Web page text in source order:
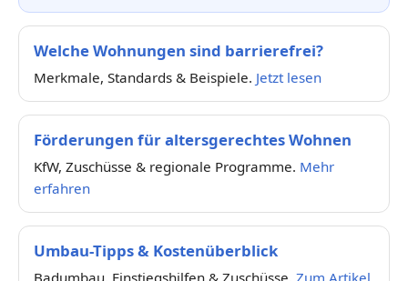
Welche Wohnungen sind barrierefrei?
Merkmale, Standards & Beispiele. Jetzt lesen
Förderungen für altersgerechtes Wohnen
KfW, Zuschüsse & regionale Programme. Mehr
erfahren
Umbau-Tipps & Kostenüberblick